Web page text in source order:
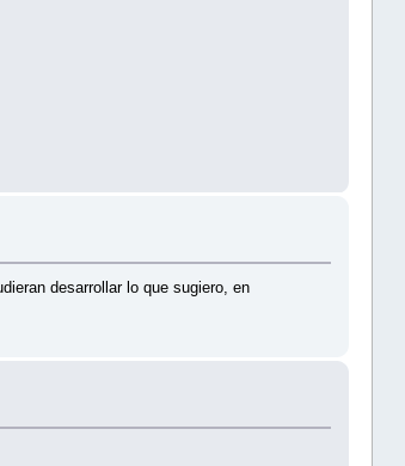
desarrollar lo que sugiero, en